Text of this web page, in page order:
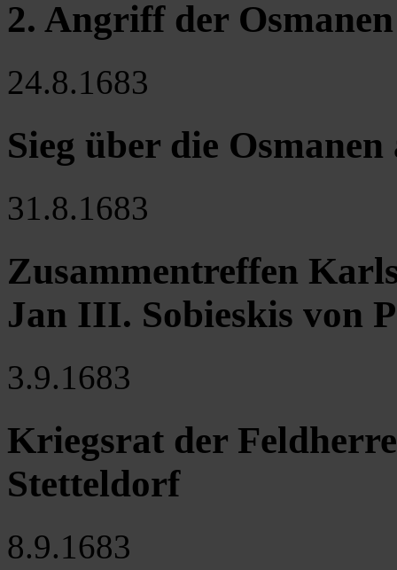
2. Angriff der
24.8.1683
Sieg über die
31.8.1683
Zusammentreffen
Jan III. Sobieskis von
3.9.1683
Kriegsrat der
Stetteldorf
8.9.1683